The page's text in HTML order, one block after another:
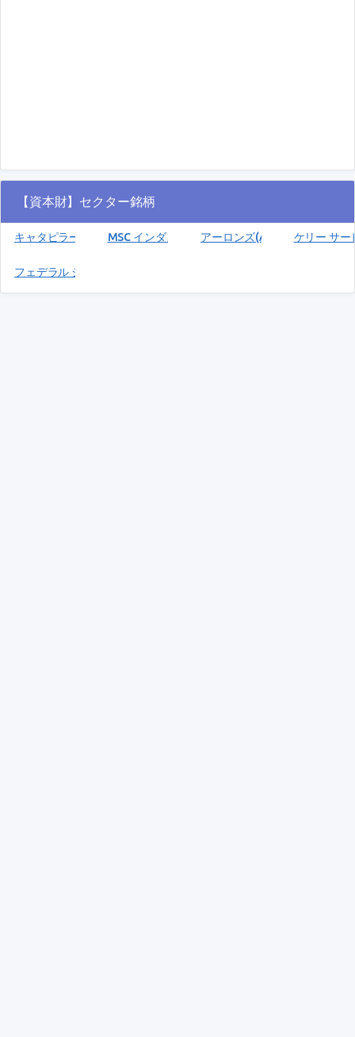
【資本財】セクター銘柄
キャタピラー(CAT)MSC インダストリアル ダイレクト A(MSM)
アーロンズ(AAN) ケリー サー
フェデラル シグナル(FSS)